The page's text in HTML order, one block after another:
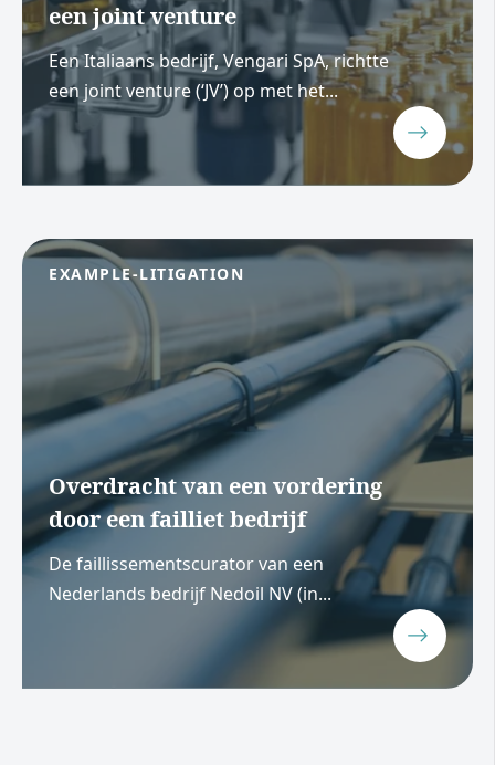
een joint venture
Een Italiaans bedrijf, Vengari SpA, richtte
een joint venture (‘JV’) op met het...
EXAMPLE-LITIGATION
Overdracht van een vordering
door een failliet bedrijf
De faillissementscurator van een
Nederlands bedrijf Nedoil NV (in...